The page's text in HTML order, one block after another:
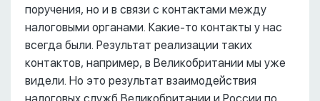
поручения, но и в связи с контактами между
налоговыми органами. Какие-то контакты у нас
всегда были. Результат реализации таких
контактов, например, в Великобритании мы уже
видели. Но это результат взаимодействия